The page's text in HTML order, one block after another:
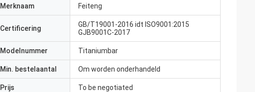
Merknaam Feiteng
Certificering
GB/T19001-2016 idt ISO9001:2015
GJB9001C-2017
Modelnummer Titaniumbar
Min. bestelaantal Om worden onderhandeld
Prijs To be negotiated